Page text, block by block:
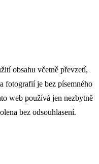
obsahu včetně převzetí,
fotografií je bez písemného
web používá jen nezbytně
bez odsouhlasení.